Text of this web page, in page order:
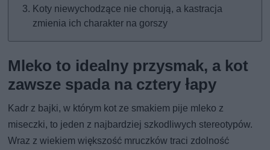
Koty niewychodzące nie chorują, a kastracja
zmienia ich charakter na gorszy
Mleko to idealny przysmak, a kot
zawsze spada na cztery łapy
Kadr z bajki, w którym kot ze smakiem pije mleko z
miseczki, to jeden z najbardziej szkodliwych stereotypów.
Wraz z wiekiem większość mruczków traci zdolność